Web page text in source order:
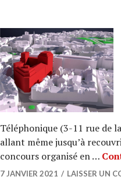
Téléphonique (3-11 rue de
allant même jusqu’à
concours organisé en …
7 JANVIER 2021 LAISSER UN